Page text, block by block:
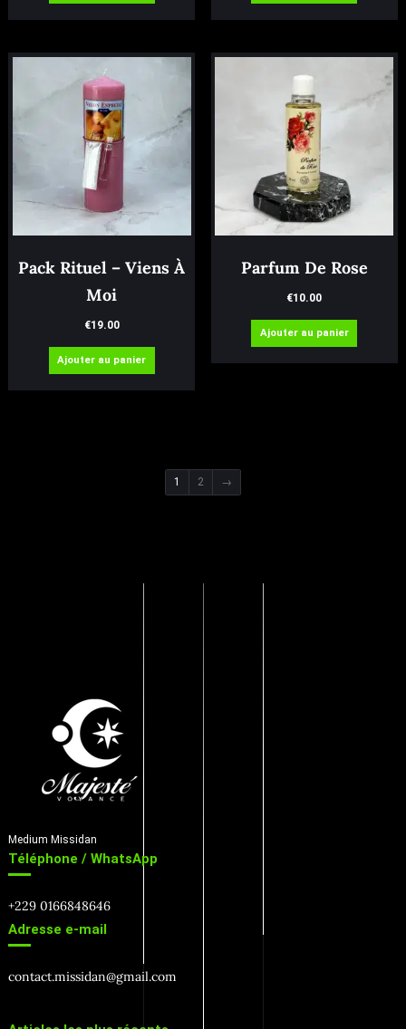
Pack Rituel – Viens À
Moi
€19.00
Ajouter au panier
Parfum De Rose
€10.00
Ajouter au panier
1 2 →
Medium Missidan
Téléphone / WhatsApp
+229 0166848646
Adresse e-mail
contact.missidan@gmail.com